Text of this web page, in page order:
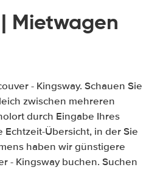
| Mietwagen
- Kingsway. Schauen Sie
zwischen mehreren
durch Eingabe Ihres
Übersicht, in der Sie
haben wir günstigere
- Kingsway buchen. Suchen